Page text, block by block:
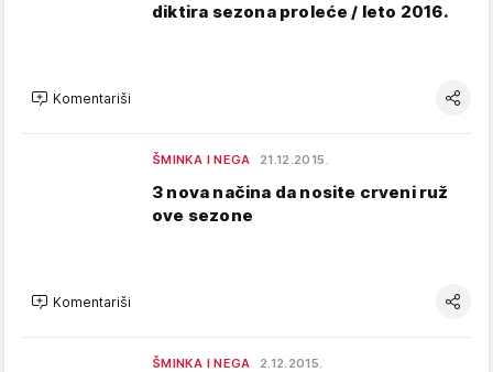
diktira sezona proleće / leto 2016.
Komentariši
ŠMINKA I NEGA 21.12.2015.
3 nova načina da nosite crveni ruž
ove sezone
Komentariši
ŠMINKA I NEGA 2.12.2015.